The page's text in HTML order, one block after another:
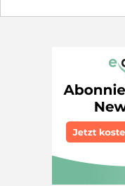
Minute hochträchtig
haben wir noch, doch
neugierig und
stundenlang. Da wir
werden, packen wir
Menschen, die uns die
Einmaleins beibringen
Auch unsere
Zuhause (wird später
nach der
Prinzessin sein darf.
natürlich geimpft,